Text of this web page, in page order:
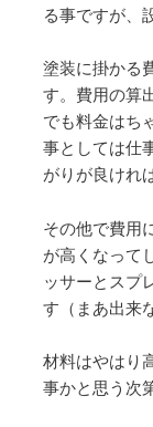
る事ですが、
塗装に掛かる
す。費用の算
でも料金はち
事としては仕
がりが良けれ
その他で費用
が高くなって
ッサーとスプ
す（まあ出来
材料はやはり
事かと思う次